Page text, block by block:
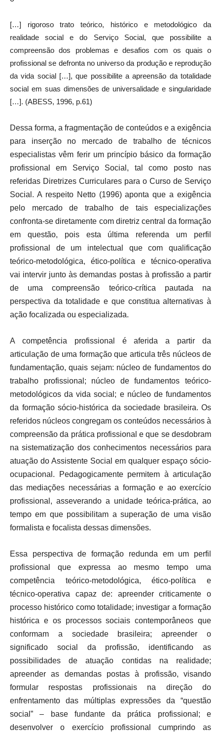
[…] rigoroso trato teórico, histórico e metodológico da
realidade social e do Serviço Social, que possibilite a
compreensão dos problemas e desafios com os quais o
profissional se defronta no universo da produção e reprodução
da vida social […], que possibilite a apreensão da totalidade
social em suas dimensões de universalidade e singularidade
[…]. (ABESS, 1996, p.61)
Dessa forma, a fragmentação de conteúdos e a exigência
para inserção no mercado de trabalho de técnicos
especialistas vêm ferir um princípio básico da formação
profissional em Serviço Social, tal como posto nas
referidas Diretrizes Curriculares para o Curso de Serviço
Social. A respeito Netto (1996) aponta que a exigência
pelo mercado de trabalho de tais especializações
confronta-se diretamente com diretriz central da formação
em questão, pois esta última referenda um perfil
profissional de um intelectual que com qualificação
teórico-metodológica, ético-política e técnico-operativa
vai intervir junto às demandas postas à profissão a partir
de uma compreensão teórico-crítica pautada na
perspectiva da totalidade e que constitua alternativas à
ação focalizada ou especializada.
A competência profissional é aferida a partir da
articulação de uma formação que articula três núcleos de
fundamentação, quais sejam: núcleo de fundamentos do
trabalho profissional; núcleo de fundamentos teórico-
metodológicos da vida social; e núcleo de fundamentos
da formação sócio-histórica da sociedade brasileira. Os
referidos núcleos congregam os conteúdos necessários à
compreensão da prática profissional e que se desdobram
na sistematização dos conhecimentos necessários para
atuação do Assistente Social em qualquer espaço sócio-
ocupacional. Pedagogicamente permitem à articulação
das mediações necessárias a formação e ao exercício
profissional, asseverando a unidade teórica-prática, ao
tempo em que possibilitam a superação de uma visão
formalista e focalista dessas dimensões.
Essa perspectiva de formação redunda em um perfil
profissional que expressa ao mesmo tempo uma
competência teórico-metodológica, ético-política e
técnico-operativa capaz de: apreender criticamente o
processo histórico como totalidade; investigar a formação
histórica e os processos sociais contemporâneos que
conformam a sociedade brasileira; apreender o
significado social da profissão, identificando as
possibilidades de atuação contidas na realidade;
apreender as demandas postas à profissão, visando
formular respostas profissionais na direção do
enfrentamento das múltiplas expressões da “questão
social” – base fundante da prática profissional; e
desenvolver o exercício profissional cumprindo as